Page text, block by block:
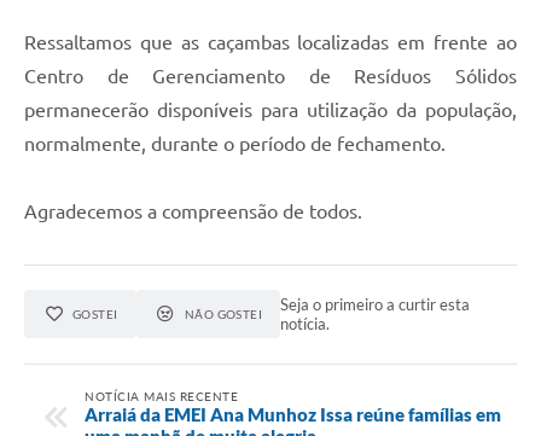
Ressaltamos que as caçambas localizadas em frente ao
Centro de Gerenciamento de Resíduos Sólidos
permanecerão disponíveis para utilização da população,
normalmente, durante o período de fechamento.
Agradecemos a compreensão de todos.
GOSTEI NÃO GOSTEI
Seja o primeiro a curtir esta
notícia.
NOTÍCIA MAIS RECENTE
Arraiá da EMEI Ana Munhoz Issa reúne famílias em